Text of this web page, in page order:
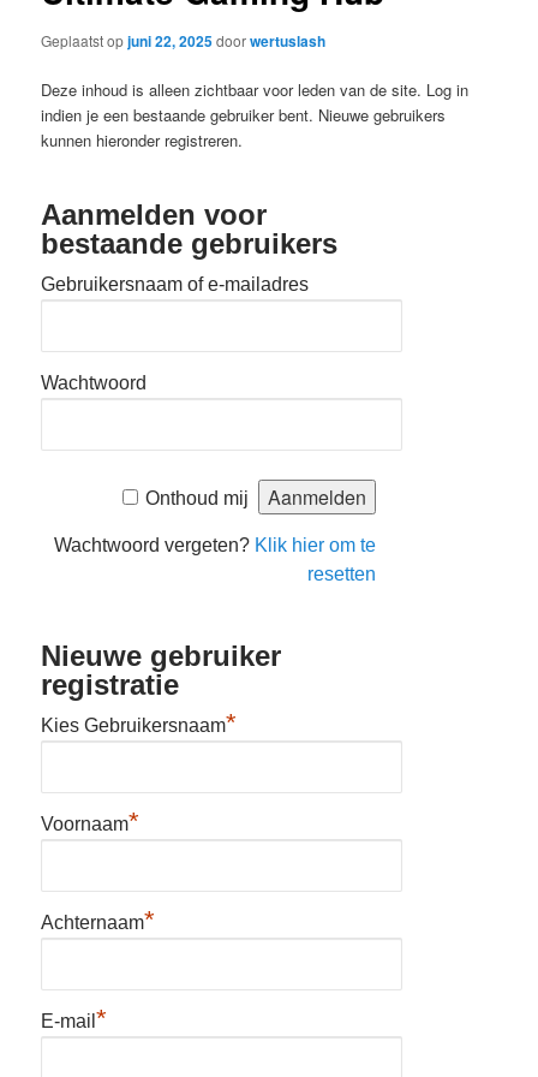
Geplaatst opjuni 22, 2025doorwertuslash
Deze inhoud is alleen zichtbaar voor leden van de site. Log in
indien je een bestaande gebruiker bent. Nieuwe gebruikers
kunnen hieronder registreren.
Aanmelden voor
bestaande gebruikers
Gebruikersnaam of e-mailadres
Wachtwoord
Onthoud mij
Wachtwoord vergeten? Klik hier om te
resetten
Nieuwe gebruiker
registratie
Kies Gebruikersnaam*
Voornaam*
Achternaam*
E-mail*